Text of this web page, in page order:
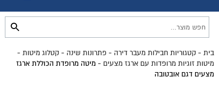
בית - קטגוריות חבילות מעבר דירה - פתרונות שינה - קטלוג מיטות -
מיטות זוגיות מרופדות עם ארגז מצעים - מיטה מרופדת הכוללת ארגז
מצעים דגם אובטובה